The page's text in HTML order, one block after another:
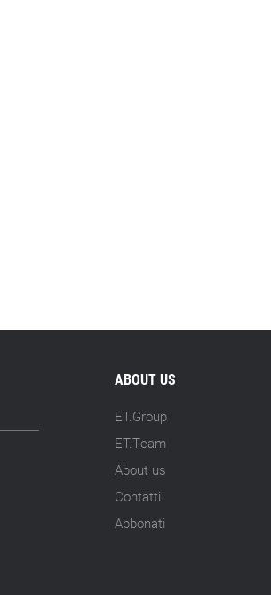
ABOUT US
ET.Group
ET.Team
About us
Contatti
Abbonati